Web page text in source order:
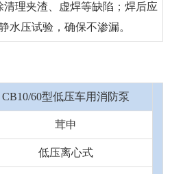
理夹渣、虚焊等缺陷；焊后应
水压试验，确保不渗漏。
CB10/60型低压车用消防泵
茸申
低压离心式